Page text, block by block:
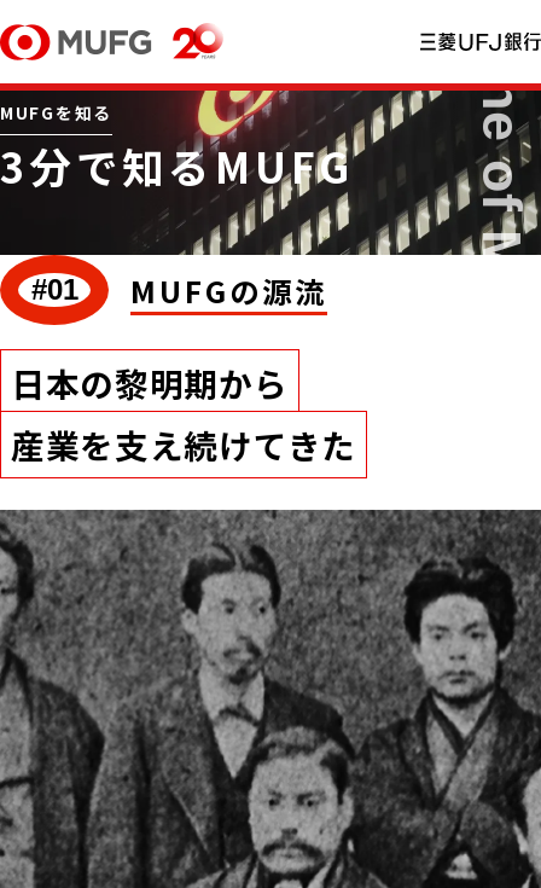
MUFGを知る
3分で知るMUFG
#01 MUFGの源流
日本の黎明期から
産業を支え続けてきた